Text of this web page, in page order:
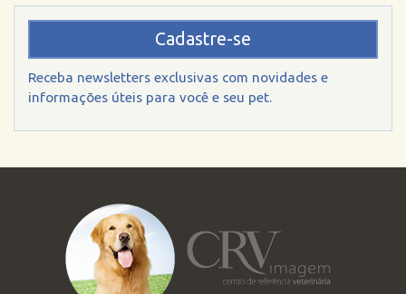
Cadastre-se
Receba newsletters exclusivas com novidades e
informações úteis para você e seu pet.